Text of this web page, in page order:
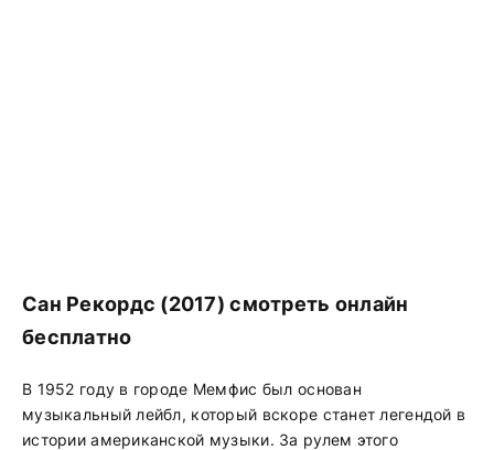
Сан Рекордс (2017) смотреть онлайн
бесплатно
В 1952 году в городе Мемфис был основан
музыкальный лейбл, который вскоре станет легендой в
истории американской музыки. За рулем этого